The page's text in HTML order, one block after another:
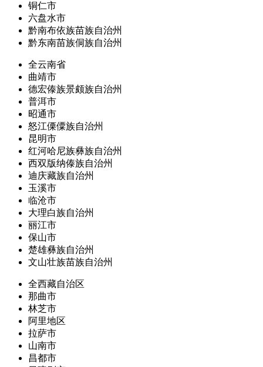
铜仁市
六盘水市
黔南布依族苗族自治州
黔东南苗族侗族自治州
全云南省
曲靖市
德宏傣族景颇族自治州
普洱市
昭通市
怒江傈僳族自治州
昆明市
红河哈尼族彝族自治州
西双版纳傣族自治州
迪庆藏族自治州
玉溪市
临沧市
大理白族自治州
丽江市
保山市
楚雄彝族自治州
文山壮族苗族自治州
全西藏自治区
那曲市
林芝市
阿里地区
拉萨市
山南市
昌都市